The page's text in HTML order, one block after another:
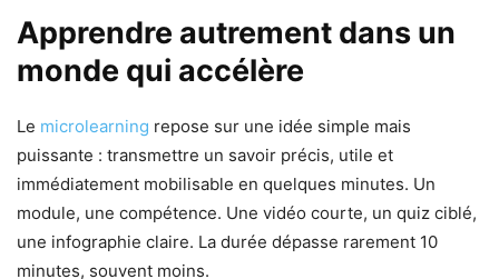
Apprendre autrement dans un
monde qui accélère
Le microlearning repose sur une idée simple mais
puissante : transmettre un savoir précis, utile et
immédiatement mobilisable en quelques minutes. Un
module, une compétence. Une vidéo courte, un quiz ciblé,
une infographie claire. La durée dépasse rarement 10
minutes, souvent moins.